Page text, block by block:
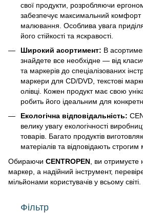
свої продукти, розробляючи
забезпечує максимальний комфорт
малювання. Особлива увага
його стійкості та яскравості.
Широкий асортимент: В
знайдете все необхідне — від
та маркерів до спеціалізованих
маркери для CD/DVD, текстові
олівці. Кожен продукт має свою
робить його ідеальним для
Екологічна відповідальність:
велику увагу екологічності
товарів. Багато продуктів
матеріалів та відповідають
Обираючи CENTROPEN , ви отримуєте
маркер, а надійний інструмент,
мільйонами користувачів у всьому світі.
Фільтр